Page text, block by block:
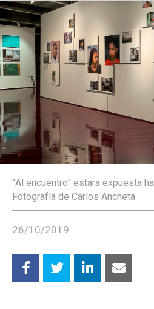
"Al encuentro" estará expuesta
Fotografía de Carlos Ancheta
26/10/2019